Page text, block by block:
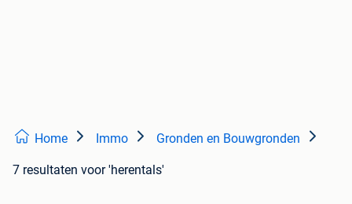
Home Immo Gronden en Bouwgronden
7 resultaten voor 'herentals'